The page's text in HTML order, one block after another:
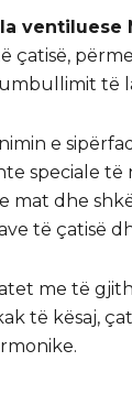
ventiluese
çatisë,
të
e
speciale
mat dhe
të çatisë
me të
të kësaj,